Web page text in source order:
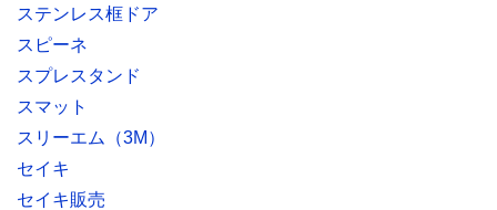
ステンレス框ドア
スピーネ
スプレスタンド
スマット
スリーエム（3M）
セイキ
セイキ販売